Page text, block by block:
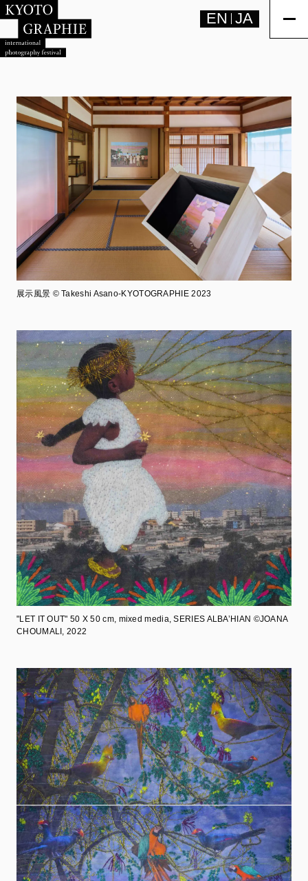
EN JA
展示風景 ©︎ Takeshi Asano-KYOTOGRAPHIE 2023
"LET IT OUT" 50 X 50 cm, mixed media, SERIES ALBA’HIAN ©JOANA
CHOUMALI, 2022